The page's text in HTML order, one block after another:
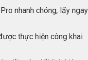
nhanh chóng, lấy ngay
thực hiện công khai